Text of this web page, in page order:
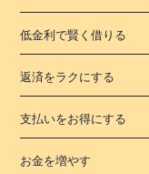
低金利で賢く借りる
返済をラクにする
支払いをお得にする
お金を増やす